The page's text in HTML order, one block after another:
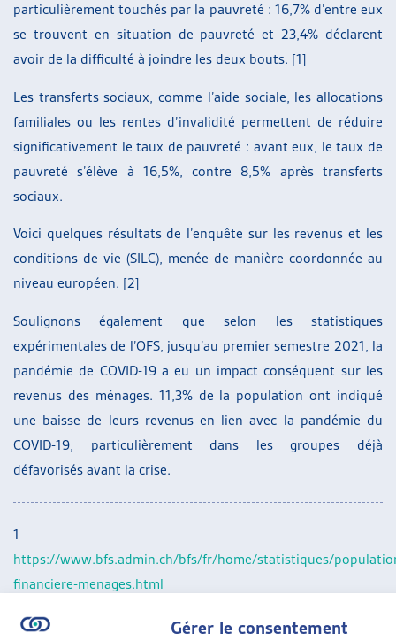
Gérer le consentement
particulièrement touchés par la pauvreté : 16,7% d’entre eux
se trouvent en situation de pauvreté et 23,4% déclarent
avoir de la difficulté à joindre les deux bouts. [1]
Les transferts sociaux, comme l’aide sociale, les allocations
familiales ou les rentes d’invalidité permettent de réduire
significativement le taux de pauvreté : avant eux, le taux de
pauvreté s’élève à 16,5%, contre 8,5% après transferts
sociaux.
Voici quelques résultats de l’enquête sur les revenus et les
conditions de vie (SILC), menée de manière coordonnée au
niveau européen. [2]
Soulignons également que selon les statistiques
expérimentales de l’OFS, jusqu’au premier semestre 2021, la
pandémie de COVID-19 a eu un impact conséquent sur les
revenus des ménages. 11,3% de la population ont indiqué
une baisse de leurs revenus en lien avec la pandémie du
COVID-19, particulièrement dans les groupes déjà
défavorisés avant la crise.
1
https://www.bfs.admin.ch/bfs/fr/home/statistiques/
financiere-menages.html
2https://www.bfs.admin.ch/bfs/fr/home.gnpdetail.2022-